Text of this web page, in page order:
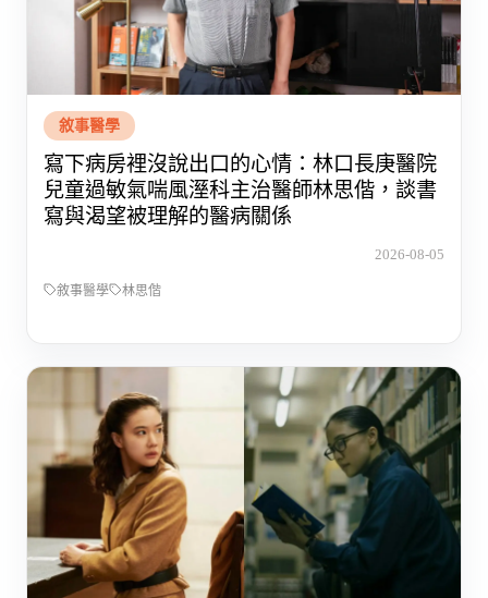
敘事醫學
寫下病房裡沒說出口的心情：林口長庚醫院
兒童過敏氣喘風溼科主治醫師林思偕，談書
寫與渴望被理解的醫病關係
2026-08-05
敘事醫學 林思偕